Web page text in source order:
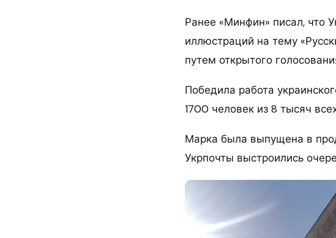
Ранее «Минфин» писал, что
иллюстраций на тему
путем открытого
Победила работа
1700 человек из 8 тысяч
Марка была выпущена в
Укрпочты выстроились